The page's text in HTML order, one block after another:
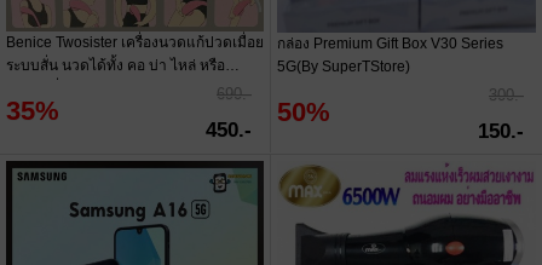
Benice Twosister เครื่องนวดแก้ปวดเมื่อย
ระบบสั่น นวดได้ทั้ง คอ บ่า ไหล่ หรือ
35%
690.-
450.-
กล่อง Premium Gift Box V30 Series
5G(By SuperTStore)
50%
300.-
150.-